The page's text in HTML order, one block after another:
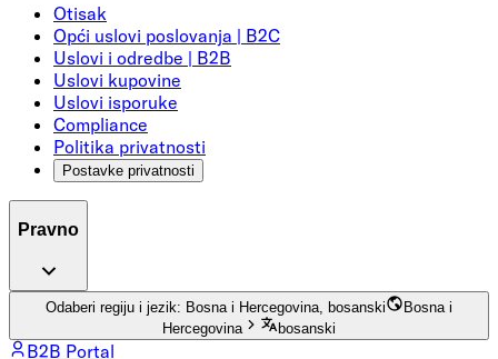
Otisak
Opći uslovi poslovanja | B2C
Uslovi i odredbe | B2B
Uslovi kupovine
Uslovi isporuke
Compliance
Politika privatnosti
Postavke privatnosti
Pravno
Odaberi regiju i jezik: Bosna i Hercegovina, bosanski
Bosna i
Hercegovina
bosanski
B2B Portal